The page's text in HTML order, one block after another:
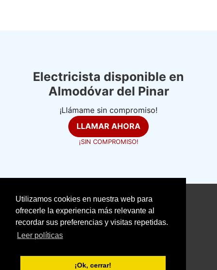
Utilizamos cookies en nuestra web para
ofrecerle la experiencia más relevante al
recordar sus preferencias y visitas repetidas.
Leer políticas
¡Ok, cerrar!
Electricista disponible en
Almodóvar del Pinar
¡Llámame sin compromiso!
LLAMAR AHORA
¡SIN COMPROMISO!
electricistasexpertos.com
Aviso Legal
With love ❤️ seoclic.com